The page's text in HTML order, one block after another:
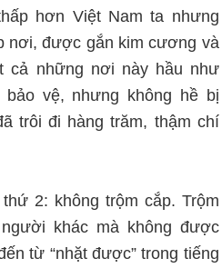
hơn Việt Nam ta nhưng
nơi, được gắn kim cương và
cả những nơi này hầu như
vệ, nhưng không hề bị
trôi đi hàng trăm, thậm chí
2: không trộm cắp. Trộm
khác mà không được
từ “nhặt được” trong tiếng